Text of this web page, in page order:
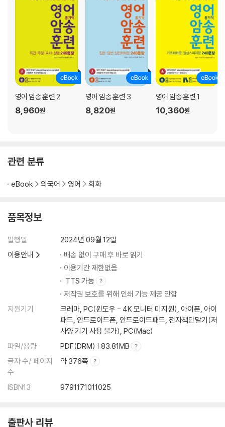
Day 81+82 Gulliver's Travels 걸리버 여행기
Day 83+84 Jane Eyre 제인 에어
Day 85+86 King Lear 리어 왕
Day 87+88 The Merchant of Venice 베니스의 상인
Day 89+90 Othello 오셀로
Day 93+94 The Little Prince 어린 왕자
Day 95+96 Sense and Sensibility 이성과 감성
Day 97+98 Oliver Twist 올리버 트위스트
Day 99+100 For Whom the Bell Tolls 누구를 위해 종은 울리나
영어 암송 훈련 2
8,960원
영어 암송 훈련 3
8,820원
영어 암송 훈련 1
10,360원
관련 분류
eBook 외국어 영어 회화
품목정보
발행일
2024년 09월 12일
이용안내
배송 없이 구매 후 바로 읽기
이용기간 제한없음
TTS 가능
저작권 보호를 위해 인쇄 기능 제공 안함
지원기기
크레마, PC(윈도우 - 4K 모니터 미지원), 아이폰, 아이
패드, 안드로이드폰, 안드로이드패드, 전자책단말기(저
사양 기기 사용 불가), PC(Mac)
파일/용량
PDF(DRM) | 83.81MB
글자 수/ 페이지
수
약 376쪽
ISBN13 9791171011025
출판사 리뷰